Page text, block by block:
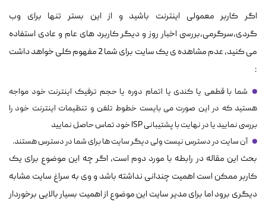
اگر کاربر معمولی اینترنت باشید و از این بستر تنها برای وب
گردی،سرگرمی،بررسی اخبار روز و دیگر کاربرد های عام و عادی استفاده
می کنید، عدم مشاهده ی یک سایت برای شما 2 مفهوم کلی خواهد داشت
:
شما با قطعی یا کندی یا اتمام دوره یا حجم ترفیک اینترنت خود مواجه
هستید که در این صورت می بایست خطوط تلفن و تنظیمات اینترنت خود را
بررسی نمایید یا در نهایت با پشتیبانی ISP خود تماس حاصل نمایید
آن سایت در دسترس نیست ولی دیگر سایت ها برای شما در دسترس هستند.
بحث این مقاله در رابطه با مورد دوم است، اگر چه این موضوع برای یک
کاربر ممکن است اهمیت چندانی نداشته باشد و وی به سراغ سایت مشابه
دیگری برود اما برای مدیر سایت این موضوع از اهمیت بسیار بالایی برخوردار